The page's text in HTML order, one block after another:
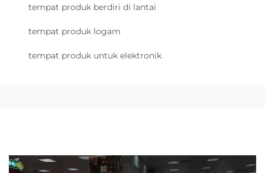
tempat produk berdiri di lantai
tempat produk logam
tempat produk untuk elektronik